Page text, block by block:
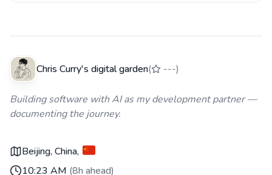
Chris Curry's digital garden( ---)
Building software with AI as my development partner —
documenting the journey.
Beijing, China,
10:23 AM (8h ahead)